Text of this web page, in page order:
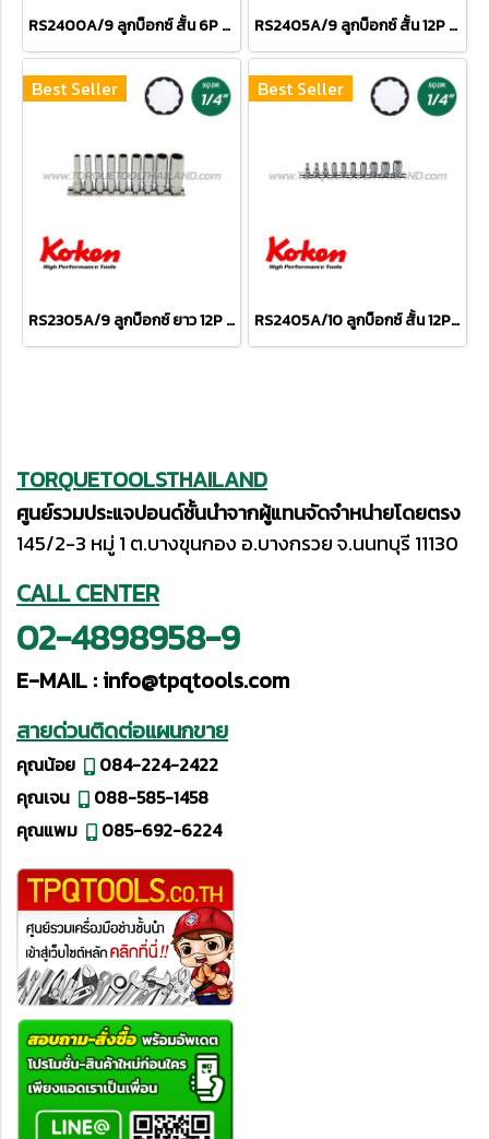
RS2400A/9 ลูกบ็อกซ์ สั้น 6P ชุด 9 ชิ้น (SQ.DR.1/4") Socket Set on Rail RS2405A/9 ลูกบ็อกซ์ สั้น 12P ชุด 9 ชิ้น (SQ.DR.1/4") Socket Set on Rail
Best Seller
RS2305A/9 ลูกบ็อกซ์ ยาว 12P ชุด 9 ชิ้น (SQ.DR.1/4") Deep Socket Set on Rail
Best Seller
RS2405A/10 ลูกบ็อกซ์ สั้น 12P ชุด 10 ชิ้น (SQ.DR.1/4") Socket Set on Rail
TORQUETOOLSTHAILAND
ศูนย์รวมประแจปอนด์ชั้นนำจากผู้แทนจัดจำหน่ายโดยตรง
145/2-3 หมู่ 1 ต.บางขุนกอง อ.บางกรวย จ.นนทบุรี 11130
CALL CENTER
02-4898958-9
E-MAIL :info@tpqtools.com
สายด่วนติดต่อแผนกขาย
คุณน้อย
084-224-2422
คุณเจน
088-585-1458
คุณแพม
085-692-6224